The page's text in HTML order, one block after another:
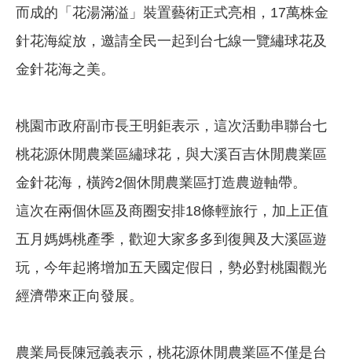
而成的「花湯滿溢」裝置藝術正式亮相，17萬株金
針花海綻放，邀請全民一起到台七線一覽繡球花及
金針花海之美。
桃園市政府副市長王明鉅表示，這次活動串聯台七
桃花源休閒農業區繡球花，與大溪百吉休閒農業區
金針花海，橫跨2個休閒農業區打造農遊軸帶。
這次在兩個休區及商圈安排18條輕旅行，加上正值
五月媽媽桃產季，歡迎大家多多到復興及大溪區遊
玩，今年起將增加五天國定假日，勢必對桃園觀光
經濟帶來正向發展。
農業局長陳冠義表示，桃花源休閒農業區不僅是台